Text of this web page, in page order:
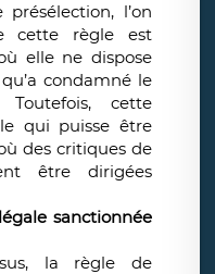
l’on
cette règle est
elle ne dispose
condamné le
cette
qui puisse être
des critiques de
être dirigées
sanctionnée
la règle de